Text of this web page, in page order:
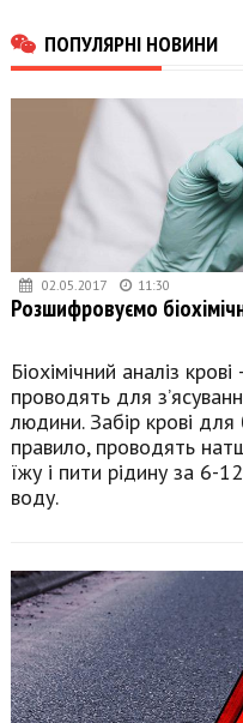
ПОПУЛЯРНІ НОВИНИ
02.05.2017 11:30
Розшифровуємо
Біохімічний аналіз
проводять для
людини. Забір крові для
правило, проводять
їжу і пити рідину за 6-
воду.